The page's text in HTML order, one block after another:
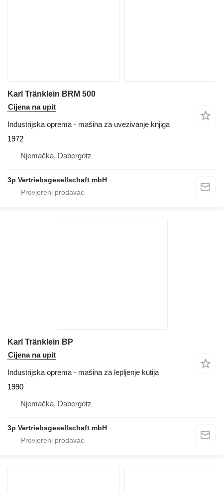
Karl Tränklein BRM 500
Cijena na upit
Industrijska oprema - mašina za uvezivanje knjiga
1972
Njemačka, Dabergotz
3p Vertriebsgesellschaft mbH
Karl Tränklein BP
Cijena na upit
Industrijska oprema - mašina za lepljenje kutija
1990
Njemačka, Dabergotz
3p Vertriebsgesellschaft mbH